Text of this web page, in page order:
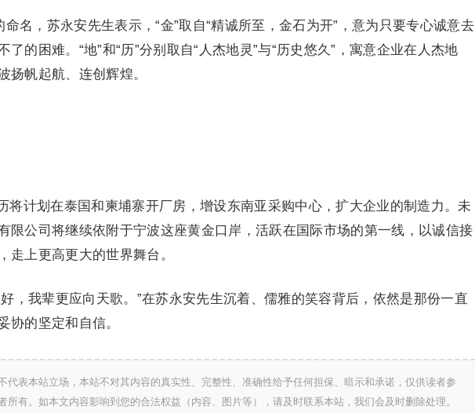
命名，苏永安先生表示，“金”取自“精诚所至，金石为开”，意为只要专心诚意去
了的困难。“地”和“历”分别取自“人杰地灵”与“历史悠久”，寓意企业在人杰地
扬帆起航、连创辉煌。
将计划在泰国和柬埔寨开厂房，增设东南亚采购中心，扩大企业的制造力。未
限公司将继续依附于宁波这座黄金口岸，活跃在国际市场的第一线，以诚信接
走上更高更大的世界舞台。
，我辈更应向天歌。”在苏永安先生沉着、儒雅的笑容背后，依然是那份一直
协的坚定和自信。
代表本站立场，本站不对其内容的真实性、完整性、准确性给予任何担保、暗示和承诺，仅供读者参
所有。如本文内容影响到您的合法权益（内容、图片等），请及时联系本站，我们会及时删除处理。